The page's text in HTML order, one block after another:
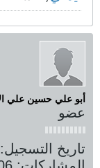
أبو علي حسين علي
عضو
تاريخ التسجيل: